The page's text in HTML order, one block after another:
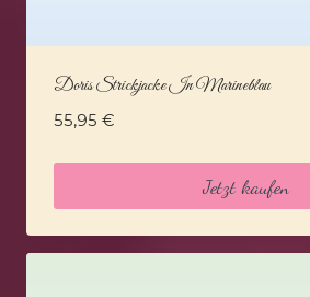
Doris Strickjacke In Marineblau
55,95 €
Jetzt kaufen